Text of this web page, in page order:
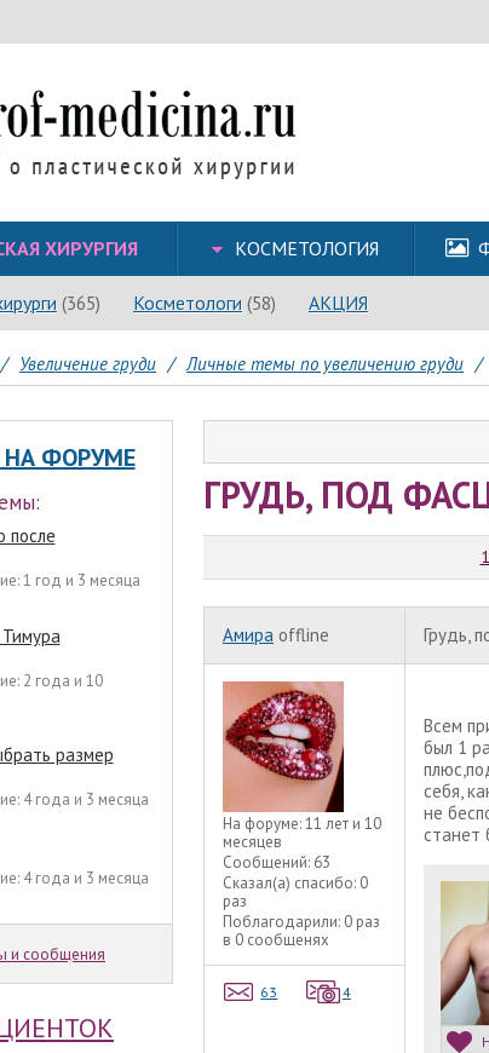
ХИРУРГИЯ КОСМЕТОЛОГИЯ
(365) Косметологи (58) АКЦИЯ
/ Увеличение груди / Личные темы по увеличению груди /
НА ФОРУМЕ
после
1 год и 3 месяца
2 года и 10
размер
4 года и 3 месяца
4 года и 3 месяца
и сообщения
ГРУДЬ, ПОД
1
Амира offline Грудь,
На форуме:11 лет и 10
месяцев
Сообщений: 63
Сказал(а) спасибо: 0
раз
Поблагодарили: 0 раз
в 0 сообщенях
63 4
Всем
был 1
себя,
не
станет